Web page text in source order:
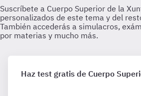
Haz test gratis de Cuerpo